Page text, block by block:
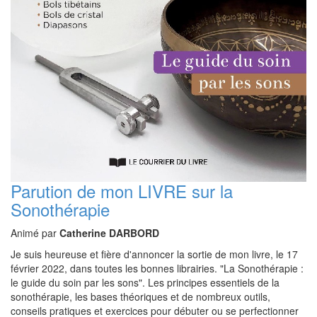
Parution de mon LIVRE sur la
Sonothérapie
Animé par Catherine DARBORD
Je suis heureuse et fière d'annoncer la sortie de mon livre, le 17
février 2022, dans toutes les bonnes librairies. "La Sonothérapie :
le guide du soin par les sons". Les principes essentiels de la
sonothérapie, les bases théoriques et de nombreux outils,
conseils pratiques et exercices pour débuter ou se perfectionner